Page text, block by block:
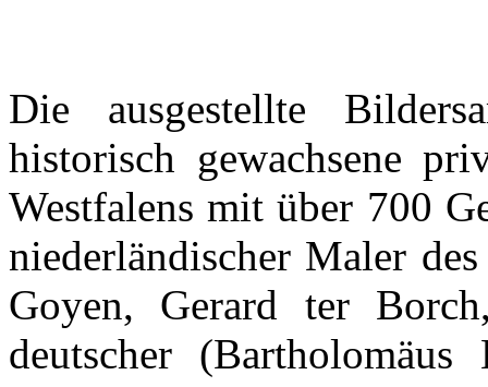
Die ausgestellte
historisch gewachsene
Westfalens mit über 700
niederländischer Maler
Goyen, Gerard ter
deutscher